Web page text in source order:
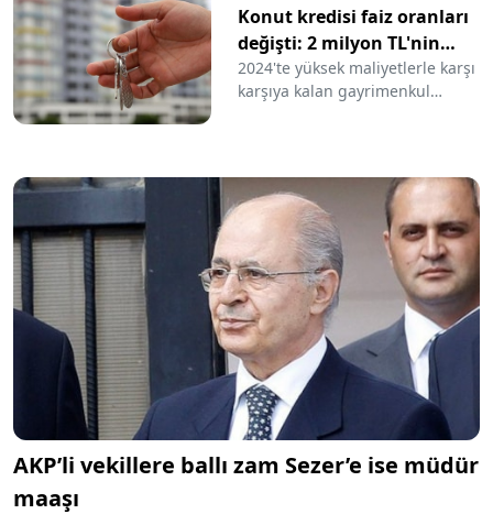
sağlanması konusunda
Ulaştırma ve Altyapı Bakanlığı,
Çalışma ve Sosyal Güvenlik
Bakanlığı ile Sosyal Güvenlik
Kurumu'na tavsiyede bulundu.
Konut kredisi faiz oranları
değişti: 2 milyon TL'nin
aylık ödemesi ne oldu?
2024'te yüksek maliyetlerle karşı
karşıya kalan gayrimenkul
konut kredisi faizlerinde
hareketlenme yaşanırken, konut
kredisi faiz oranları da
tekrardan belirlendi. Peki 2
milyon TL'nin aylık taksit
tutarları ne kadar oldu?
AKP’li vekillere ballı zam Sezer’e ise müdür
maaşı